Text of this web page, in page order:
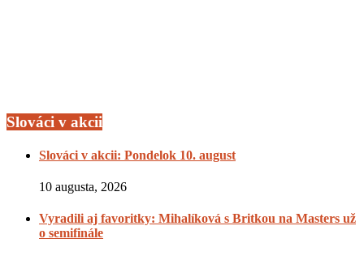
Slováci v akcii
Slováci v akcii: Pondelok 10. august
10 augusta, 2026
Vyradili aj favoritky: Mihalíková s Britkou na Masters už
o semifinále